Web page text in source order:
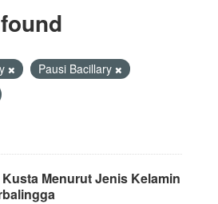
Pausi Bacillary
Menurut Jenis Kelamin